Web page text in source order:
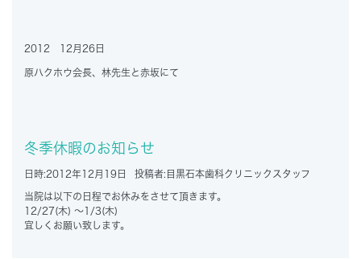
2012 12月26日
原ハクホウ会長、林先生と赤坂にて
冬季休暇のお知らせ
日時:2012年12月19日 投稿者: 目黒石本歯科クリニックスタッフ
当院は以下の日程でお休みをさせて頂きます。
12/27(木) ～1/3(木)
宜しくお願い致します。